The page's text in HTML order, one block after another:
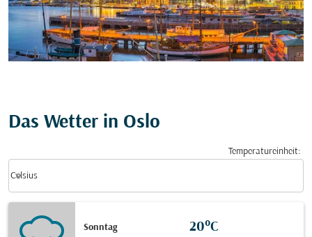
Das Wetter in Oslo
Temperatureinheit:
Celsius
keyboard_arrow_down
Sonntag 20°C